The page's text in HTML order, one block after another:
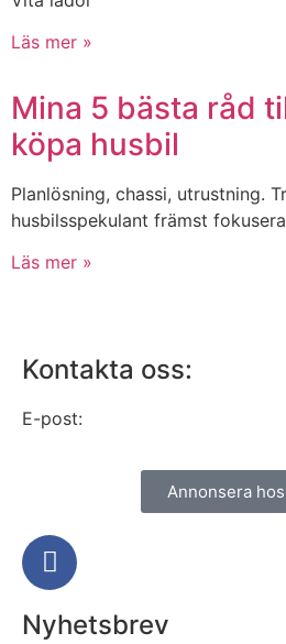
Läs mer »
Mina 5 bästa råd
köpa husbil
Planlösning, chassi, utrustning.
husbilsspekulant främst
Läs mer »
Kontakta oss:
E-post:
Annonsera
Nyhetsbrev